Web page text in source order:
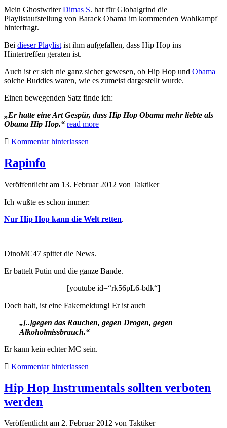
Mein GhostwriterDimas S. hat für Globalgrind die
Playlistaufstellung von Barack Obama im kommenden Wahlkampf
hinterfragt.
Bei dieser Playlist ist ihm aufgefallen, dass Hip Hop ins
Hintertreffen geraten ist.
Auch ist er sich nie ganz sicher gewesen, ob Hip Hop und Obama
solche Buddies waren, wie es zumeist dargestellt wurde.
Einen bewegenden Satz finde ich:
„Er hatte eine Art Gespür, dass Hip Hop Obama mehr liebte als
Obama Hip Hop.“ read more
Kommentar hinterlassen
Rapinfo
Veröffentlicht am 13. Februar 2012 von Taktiker
Ich wußte es schon immer:
Nur Hip Hop kann die Welt retten.
DinoMC47 spittet die News.
Er battelt Putin und die ganze Bande.
[youtube id=“rk56pL6-bdk“]
Doch halt, ist eine Fakemeldung! Er ist auch
„[..]gegen das Rauchen, gegen Drogen, gegen
Alkoholmissbrauch.“
Er kann kein echter MC sein.
Kommentar hinterlassen
Hip Hop Instrumentals sollten verboten
werden
Veröffentlicht am 2. Februar 2012 von Taktiker